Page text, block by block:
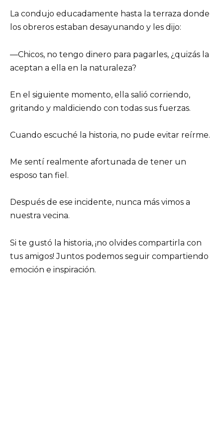
La condujo educadamente hasta la terraza donde
los obreros estaban desayunando y les dijo:
—Chicos, no tengo dinero para pagarles, ¿quizás la
aceptan a ella en la naturaleza?
En el siguiente momento, ella salió corriendo,
gritando y maldiciendo con todas sus fuerzas.
Cuando escuché la historia, no pude evitar reírme.
Me sentí realmente afortunada de tener un
esposo tan fiel.
Después de ese incidente, nunca más vimos a
nuestra vecina.
Si te gustó la historia, ¡no olvides compartirla con
tus amigos! Juntos podemos seguir compartiendo
emoción e inspiración.